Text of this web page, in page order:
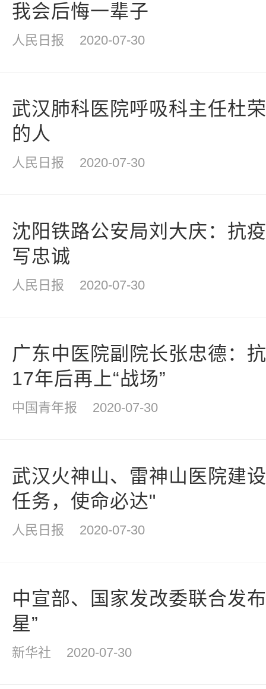
我会后悔一辈子
人民日报 2020-07-30
武汉肺科医院呼吸科主任杜
的人
人民日报 2020-07-30
沈阳铁路公安局刘大庆：抗
写忠诚
人民日报 2020-07-30
广东中医院副院长张忠德：
17年后再上“战场”
中国青年报 2020-07-30
武汉火神山、雷神山医院建
任务，使命必达"
人民日报 2020-07-30
中宣部、国家发改委联合发
星”
新华社 2020-07-30